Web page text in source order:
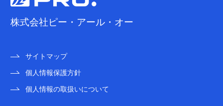
株式会社ピー・アール・オー
サイトマップ
個人情報保護方針
個人情報の取扱いについて